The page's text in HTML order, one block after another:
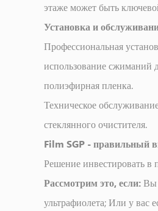
этаже может быть
Установка и
Профессиональная
использование сжиманий
полиэфирная пленка.
Техническое
стеклянного очистителя.
Film SGP - правильный
Решение инвестировать в
Рассмотрим это, если:Вы
ультрафиолета; Или у вас